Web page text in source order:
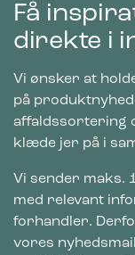
Få
direkte i
Vi ønsker at
på
affaldssortering
klæde jer på i
Vi sender maks.
med relevant
forhandler.
vores